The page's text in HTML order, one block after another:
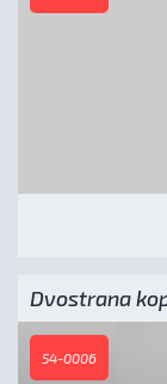
Dvostrana
54-0006